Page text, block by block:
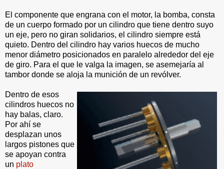
El componente que engrana con el motor, la bomba, consta
de un cuerpo formado por un cilindro que tiene dentro suyo
un eje, pero no giran solidarios, el cilindro siempre está
quieto. Dentro del cilindro hay varios huecos de mucho
menor diámetro posicionados en paralelo alrededor del eje
de giro. Para el que le valga la imagen, se asemejaría al
tambor donde se aloja la munición de un revólver.
Dentro de esos
cilindros huecos no
hay balas, claro.
Por ahí se
desplazan unos
largos pistones que
se apoyan contra
un plato